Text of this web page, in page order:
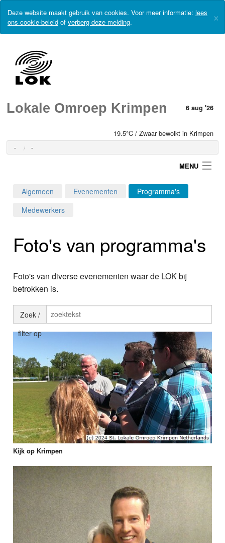
Deze website maakt gebruik van cookies. Voor meer informatie: lees
ons cookie-beleid of verberg deze melding. ×
Lokale Omroep Krimpen 6 aug '26
19.5°C / Zwaar bewolkt in Krimpen
- -
MENU
Programma's
Nieuws
Video
Info
Algemeen Evenementen
Programma's
Medewerkers
Foto's van programma's
Foto's van diverse evenementen waar de LOK bij
betrokken is.
Zoek /
filter op
Kijk op Krimpen